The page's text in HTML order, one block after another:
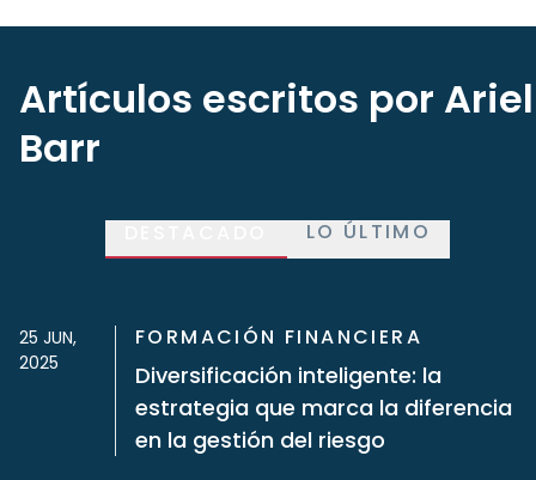
Artículos escritos por Ariel
Barr
LO ÚLTIMO
25 JUN,
2025
FORMACIÓN FINANCIERA
Diversificación inteligente: la
estrategia que marca la diferencia
en la gestión del riesgo